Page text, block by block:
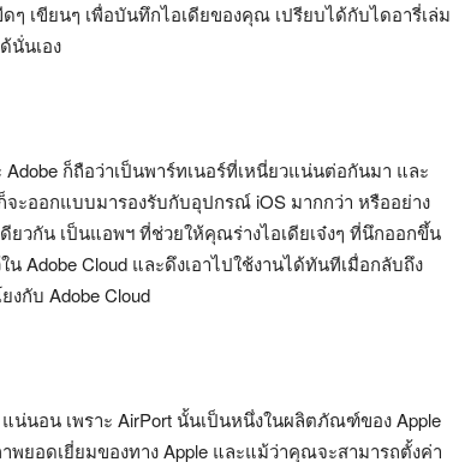
เขียนๆ เพื่อบันทึกไอเดียของคุณ เปรียบได้กับไดอารี่เล่ม
นั่นเอง
ก็ถือว่าเป็นพาร์ทเนอร์ที่เหนี่ยวแน่นต่อกันมา และ
ะออกแบบมารองรับกับอุปกรณ์ iOS มากกว่า หรืออย่าง
วกัน เป็นแอพฯ ที่ช่วยให้คุณร่างไอเดียเจ๋งๆ ที่นึกออกขึ้น
Adobe Cloud และดึงเอาไปใช้งานได้ทันทีเมื่อกลับถึง
กับ Adobe Cloud
น่นอน เพราะ AirPort นั้นเป็นหนึ่งในผลิตภัณฑ์ของ Apple
พยอดเยี่ยมของทาง Apple และแม้ว่าคุณจะสามารถตั้งค่า